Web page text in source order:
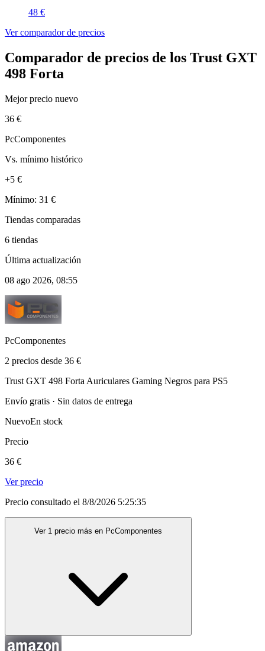
48 €
Ver comparador de precios
Comparador de precios de los Trust GXT
498 Forta
Mejor precio nuevo
36 €
PcComponentes
Vs. mínimo histórico
+5 €
Mínimo: 31 €
Tiendas comparadas
6 tiendas
Última actualización
08 ago 2026, 08:55
PcComponentes
2 precios desde 36 €
Trust GXT 498 Forta Auriculares Gaming Negros para PS5
Envío gratis · Sin datos de entrega
NuevoEn stock
Precio
36 €
Ver precio
Precio consultado el 8/8/2026 5:25:35
Ver 1 precio más en PcComponentes